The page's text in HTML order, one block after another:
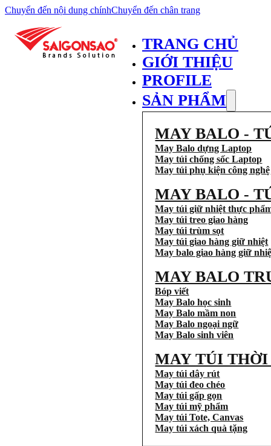
Chuyển đến nội dung chínhChuyển đến chân trang
TRANG CHỦ
GIỚI THIỆU
PROFILE
SẢN PHẨM
MAY BALO -
May Balo dựng Laptop
May túi chống sốc Laptop
May túi phụ kiện công nghệ
MAY BALO -
May túi giữ nhiệt thực
May túi treo giao hàng
May túi trùm sọt
May túi giao hàng giữ nhiệt
May balo giao hàng giữ
MAY BALO
Bóp viết
May Balo học sinh
May Balo mầm non
May Balo ngoại ngữ
May Balo sinh viên
MAY TÚI
May túi dây rút
May túi đeo chéo
May túi gấp gọn
May túi mỹ phẩm
May túi Tote, Canvas
May túi xách quà tặng